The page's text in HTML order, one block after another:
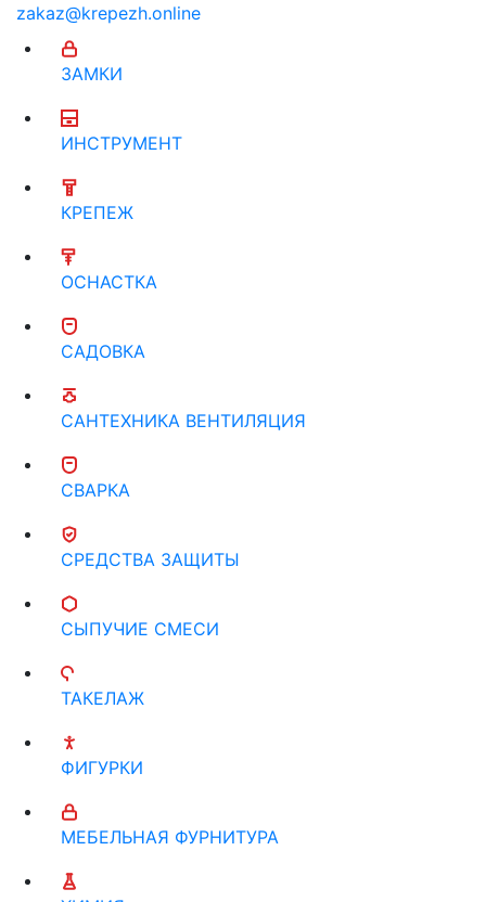
zakaz@krepezh.online
ЗАМКИ
ИНСТРУМЕНТ
КРЕПЕЖ
ОСНАСТКА
САДОВКА
САНТЕХНИКА ВЕНТИЛЯЦИЯ
СВАРКА
СРЕДСТВА ЗАЩИТЫ
СЫПУЧИЕ СМЕСИ
ТАКЕЛАЖ
ФИГУРКИ
МЕБЕЛЬНАЯ ФУРНИТУРА